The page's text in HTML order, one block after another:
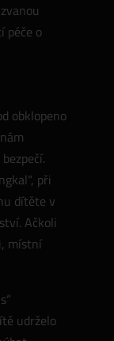
zvanou
péče o
obklopeno
při
dítěte v
Ačkoli
místní
udrželo